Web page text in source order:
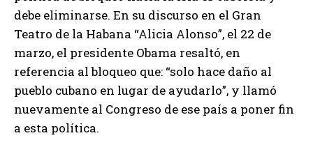
debe eliminarse. En su discurso en el Gran
Teatro de la Habana “Alicia Alonso”, el 22 de
marzo, el presidente Obama resaltó, en
referencia al bloqueo que: “solo hace daño al
pueblo cubano en lugar de ayudarlo”, y llamó
nuevamente al Congreso de ese país a poner fin
a esta política.